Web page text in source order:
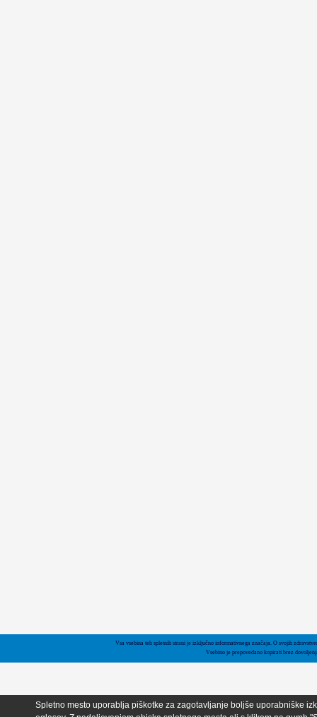
Spletno mesto uporablja piškotke za zagotavljanje boljše uporabniške
Vsa vsebina teh spletnih strani je izključno informativnega značaja. O svojih
Vsebino je prepovedano kopirati brez